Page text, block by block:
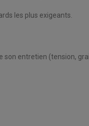
les plus exigeants.
son entretien (tension,